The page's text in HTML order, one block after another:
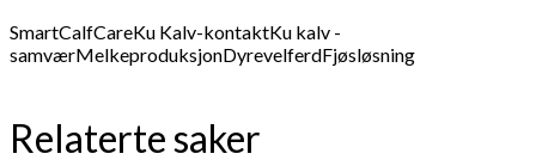
SmartCalfCareKu Kalv-kontaktKu kalv -
samværMelkeproduksjonDyrevelferdFjøsløsning
Relaterte saker